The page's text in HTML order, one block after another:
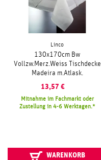
Linco
130x170cm Bw
Vollzw.Merz.Weiss Tischdecke
Madeira m.Atlask.
13,57 €
Mitnahme im Fachmarkt oder
Zustellung in 4-6 Werktagen.
WARENKORB